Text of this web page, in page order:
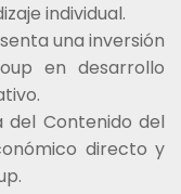
individual.
una inversión
en desarrollo
del Contenido del
directo y